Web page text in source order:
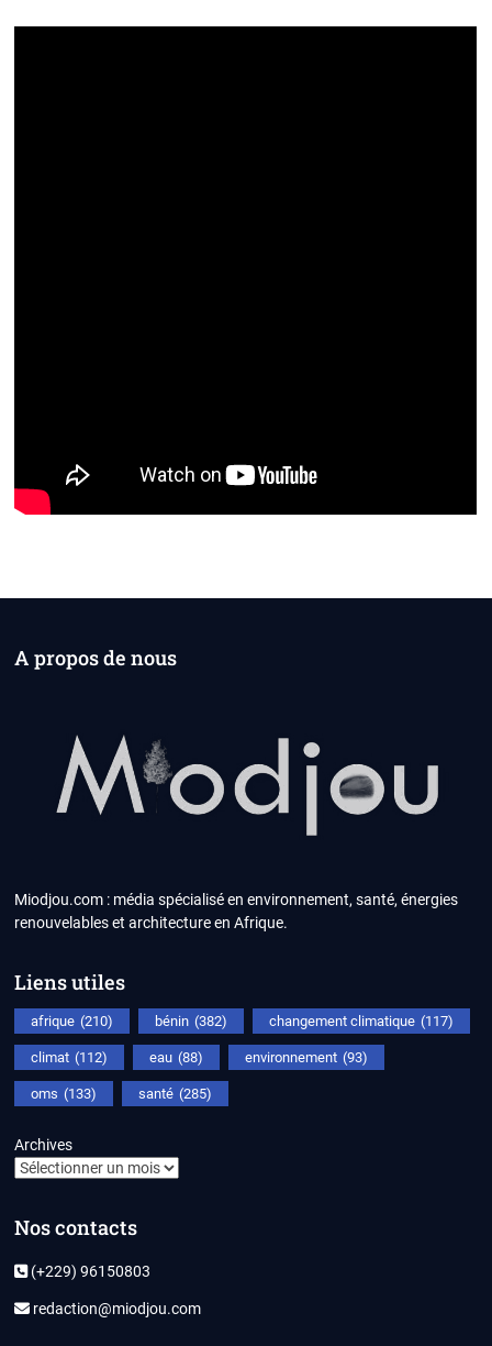
A propos de nous
Miodjou.com : média spécialisé en environnement, santé, énergies
renouvelables et architecture en Afrique.
Liens utiles
afrique (210) bénin (382) changement climatique (117)
climat (112) eau (88) environnement (93)
oms (133) santé (285)
Archives
Nos contacts
(+229) 96150803
redaction@miodjou.com